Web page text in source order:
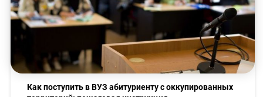
Как поступить в ВУЗ абитуриенту с оккупированных